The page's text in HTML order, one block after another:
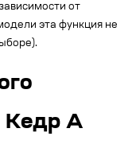
от
эта функция не
Кедр А